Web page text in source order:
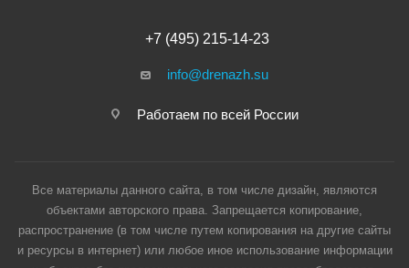
+7 (495) 215-14-23
info@drenazh.su
Работаем по всей России
Все материалы данного сайта, в том числе дизайн, являются
объектами авторского права. Запрещается копирование,
распространение (в том числе путем копирования на другие сайты
и ресурсы в интернет) или любое иное использование информации